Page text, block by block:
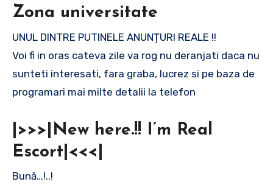
Zona universitate
UNUL DINTRE PUTINELE ANUNȚURI REALE !!
Voi fi in oras cateva zile va rog nu deranjati daca nu
sunteti interesati, fara graba, lucrez si pe baza de
programari mai milte detalii la telefon
|>>>|New here.!! I’m Real
Escort|<<<|
Bună…!..!